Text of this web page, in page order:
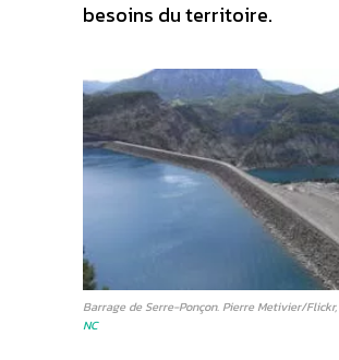
besoins du territoire.
Barrage de Serre-Ponçon. Pierre Metivier/Flickr,
NC